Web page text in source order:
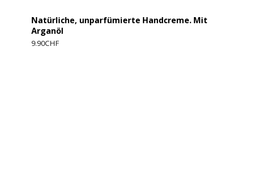
Natürliche, unparfümierte Handcreme. Mit
Arganöl
9.90CHF